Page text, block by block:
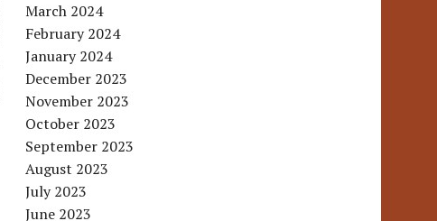
March 2024
February 2024
January 2024
December 2023
November 2023
October 2023
September 2023
August 2023
July 2023
June 2023